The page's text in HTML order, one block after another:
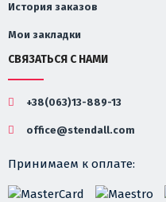
История заказов
Мои закладки
СВЯЗАТЬСЯ С НАМИ
+38(063)13-889-13
office@stendall.com
Принимаем к оплате: